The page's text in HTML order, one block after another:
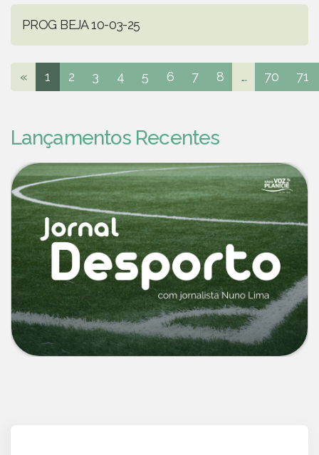
PROG BEJA 10-03-25
« 1 2 3 4 5 6 7 8 ... 70 71
Lançamentos Recentes